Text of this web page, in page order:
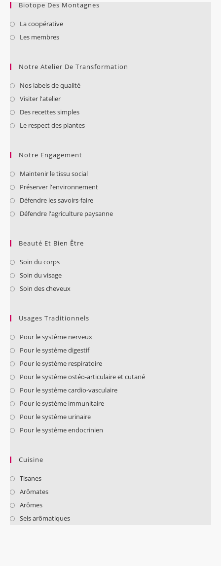
Biotope Des Montagnes
La coopérative
Les membres
Notre Atelier De Transformation
Nos labels de qualité
Visiter l'atelier
Des recettes simples
Le respect des plantes
Notre Engagement
Maintenir le tissu social
Préserver l'environnement
Défendre les savoirs-faire
Défendre l'agriculture paysanne
Beauté Et Bien Être
Soin du corps
Soin du visage
Soin des cheveux
Usages Traditionnels
Pour le système nerveux
Pour le système digestif
Pour le système respiratoire
Pour le système ostéo-articulaire et cutané
Pour le système cardio-vasculaire
Pour le système immunitaire
Pour le système urinaire
Pour le système endocrinien
Cuisine
Tisanes
Arômates
Arômes
Sels arômatiques